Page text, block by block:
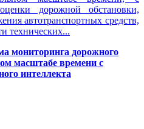
дорожной обстановки,
автотранспортных средств,
технических...
мониторинга дорожного
масштабе времени с
интеллекта